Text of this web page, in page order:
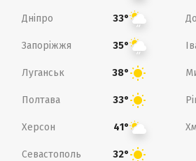
Дніпро 33°
Запоріжжя 35°
Луганськ 38°
Полтава 33°
Херсон 41°
Севастополь 32°